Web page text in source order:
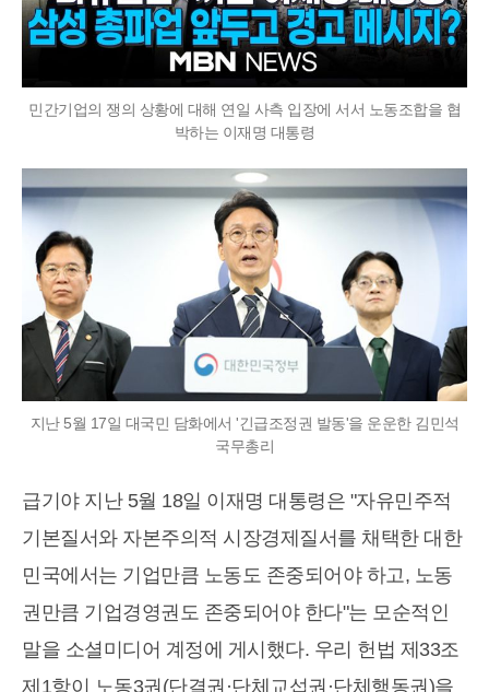
민간기업의 쟁의 상황에 대해 연일 사측 입장에 서서 노동조합을 협
박하는 이재명 대통령
지난 5월 17일 대국민 담화에서 '긴급조정권 발동'을 운운한 김민석
국무총리
급기야 지난 5월 18일 이재명 대통령은 "자유민주적
기본질서와 자본주의적 시장경제질서를 채택한 대한
민국에서는 기업만큼 노동도 존중되어야 하고, 노동
권만큼 기업경영권도 존중되어야 한다"는 모순적인
말을 소셜미디어 계정에 게시했다. 우리 헌법 제33조
제1항이 노동3권(단결권·단체교섭권·단체행동권)을